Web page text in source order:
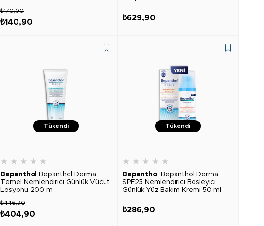
₺140,90
₺170,00
₺629,90
Tükendi
★ ★ ★ ★ ★
Bepanthol
Bepanthol Derma
Temel Nemlendirici Günlük Vücut
Losyonu 200 ml
₺404,90
₺446,90
Tükendi
★ ★ ★ ★ ★
Bepanthol
Bepanthol Derma
SPF25 Nemlendirici Besleyici
Günlük Yüz Bakım Kremi 50 ml
₺286,90